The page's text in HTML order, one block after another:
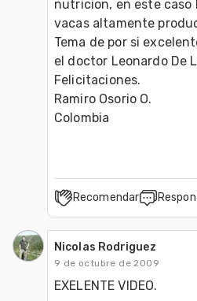
nutricion, en este caso
vacas altamente
Tema de por si
el doctor Leonardo De
Felicitaciones.
Ramiro Osorio O.
Colombia
Recomendar
Nicolas Rodriguez
9 de octubre de 2009
EXELENTE VIDEO.